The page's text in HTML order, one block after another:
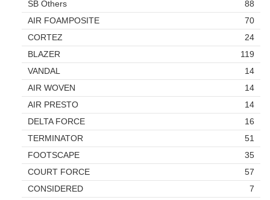
SB Others
88
AIR FOAMPOSITE
70
CORTEZ
24
BLAZER
119
VANDAL
14
AIR WOVEN
14
AIR PRESTO
14
DELTA FORCE
16
TERMINATOR
51
FOOTSCAPE
35
COURT FORCE
57
CONSIDERED
7